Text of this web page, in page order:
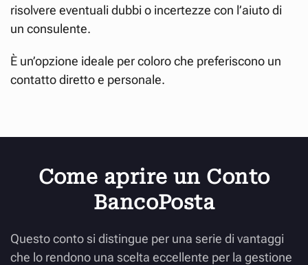
risolvere eventuali dubbi o incertezze con l’aiuto di
un consulente.
È un’opzione ideale per coloro che preferiscono un
contatto diretto e personale.
Come aprire un Conto
BancoPosta
Questo conto si distingue per una serie di vantaggi
che lo rendono una scelta eccellente per la gestione